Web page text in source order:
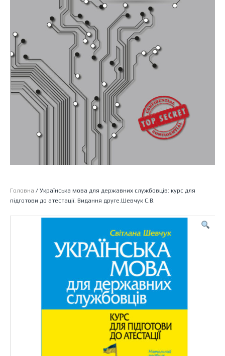
Головна / Українська мова для державних службовців: курс для
підготови до атестації. Видання друге.Шевчук С.В.